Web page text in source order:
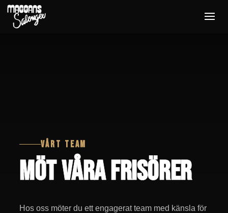
VÅRT TEAM
MÖT VÅRA FRISÖRER
Hos oss möter du ett engagerat team med känsla för